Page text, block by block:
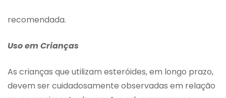
recomendada.
Uso em Crianças
As crianças que utilizam esteróides, em longo prazo,
devem ser cuidadosamente observadas em relação